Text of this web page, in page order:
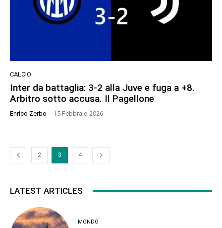
CALCIO
Inter da battaglia: 3-2 alla Juve e fuga a +8.
Arbitro sotto accusa. Il Pagellone
Enrico Zerbo - 15 Febbraio 2026
2 3 4
LATEST ARTICLES
MONDO